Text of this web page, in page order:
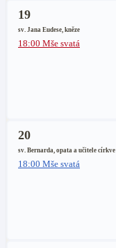
19
sv. Jana Eudese, kněze
18:00 Mše svatá
20
sv. Bernarda, opata a učitele církve
18:00 Mše svatá